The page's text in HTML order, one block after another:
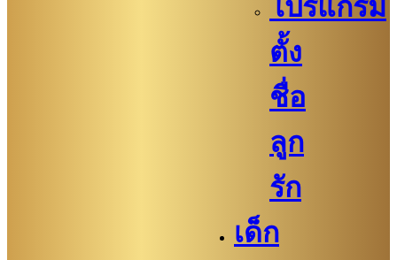
โปรแกรม
ตั้ง
ชื่อ
ลูก
รัก
เด็ก